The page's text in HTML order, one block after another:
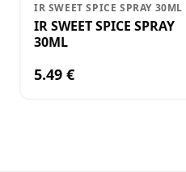
IR SWEET SPICE SPRAY 30ML
IR SWEET SPICE SPRAY
30ML
5.49 €